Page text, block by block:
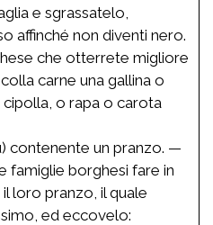
e sgrassatelo,
affinché non diventi nero.
che otterrete migliore
carne una gallina o
o rapa o carota
contenente un pranzo. —
famiglie borghesi fare in
loro pranzo, il quale
ed eccovelo: